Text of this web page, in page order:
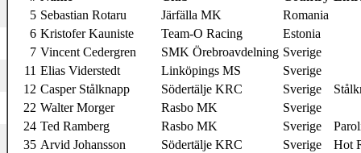
5 Sebastian Rotaru Järfälla MK
Romania
6 Kristofer Kauniste Team-O Racing
Estonia
7 Vincent Cedergren SMK Örebroavdelning Sverige
11 Elias Viderstedt Linköpings MS
Sverige
12 Casper Stålknapp Södertälje KRC Sverige
22 Walter Morger Rasbo MK
Sverige
24 Ted Ramberg Rasbo MK Sverige
35 Arvid Johansson Södertälje KRC Sverige
Hot